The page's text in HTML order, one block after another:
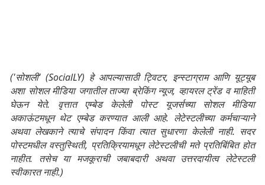
('सोशली' (SocialLY) हे आपल्यासाठी ट्विटर, इन्स्टाग्राम आणि यूट्यूब
अशा सोशल मीडिया जगातील ताज्या ब्रेकिंग न्यूज, व्हायरल ट्रेंड व माहिती
घेऊन येते. वृत्तात एम्बेड केलेली पोस्ट यूजर्सच्या सोशल मीडिया
अकाऊंटमधून थेट एम्बेड करण्यात आली आहे. लेटेस्टलीच्या कर्मचाऱ्याने
अथवा लेखकाने त्याचे संपादन किंवा त्यात सुधारणा केलेली नाही. सदर
पोस्टमधील वस्तुस्थिती, प्रतिक्रियामधून लेटेस्टलीची मते प्रतिबिंबित होत
नाहीत. तसेच या मजकूराची जबाबदारी अथवा उत्तरदायीत्व लेटेस्टली
स्वीकारत नाही.)